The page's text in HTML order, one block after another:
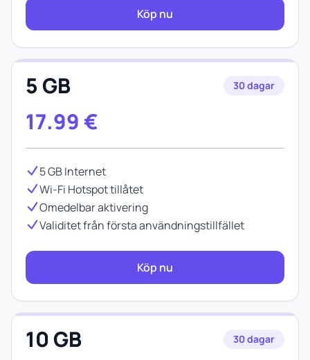
Köp nu
5 GB 30 dagar
17.99 €
5 GB Internet
Wi-Fi Hotspot tillåtet
Omedelbar aktivering
Validitet från första användningstillfället
Köp nu
10 GB 30 dagar